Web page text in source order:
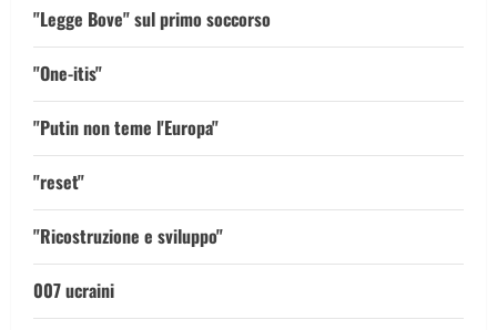
"Legge Bove" sul primo soccorso
"One-itis"
"Putin non teme l'Europa"
"reset"
"Ricostruzione e sviluppo"
007 ucraini